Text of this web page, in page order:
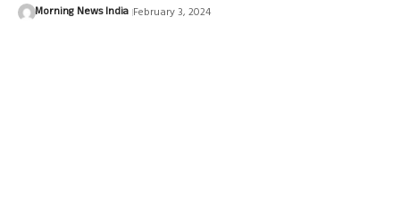
Morning News India February 3, 2024